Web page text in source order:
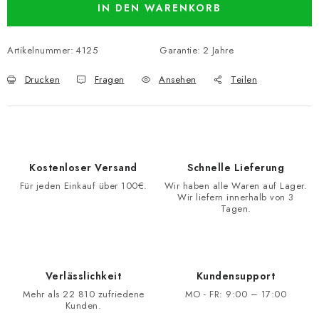
IN DEN WARENKORB
Artikelnummer: 4125 Garantie: 2 Jahre
Drucken Fragen Ansehen Teilen
Kostenloser Versand
Für jeden Einkauf über 100€.
Schnelle Lieferung
Wir haben alle Waren auf Lager.
Wir liefern innerhalb von 3
Tagen.
Verlässlichkeit
Mehr als 22 810 zufriedene
Kunden.
Kundensupport
MO - FR: 9:00 – 17:00